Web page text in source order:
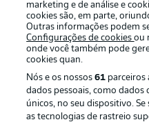
marketing e de análise e
cookies são, em parte,
Outras informações podem
Configurações de cookiesou
onde você também pode
cookies quan.
Nós e os nossos61 parceiros
dados pessoais, como
únicos, no seu dispositivo.
as tecnologias de rastreio